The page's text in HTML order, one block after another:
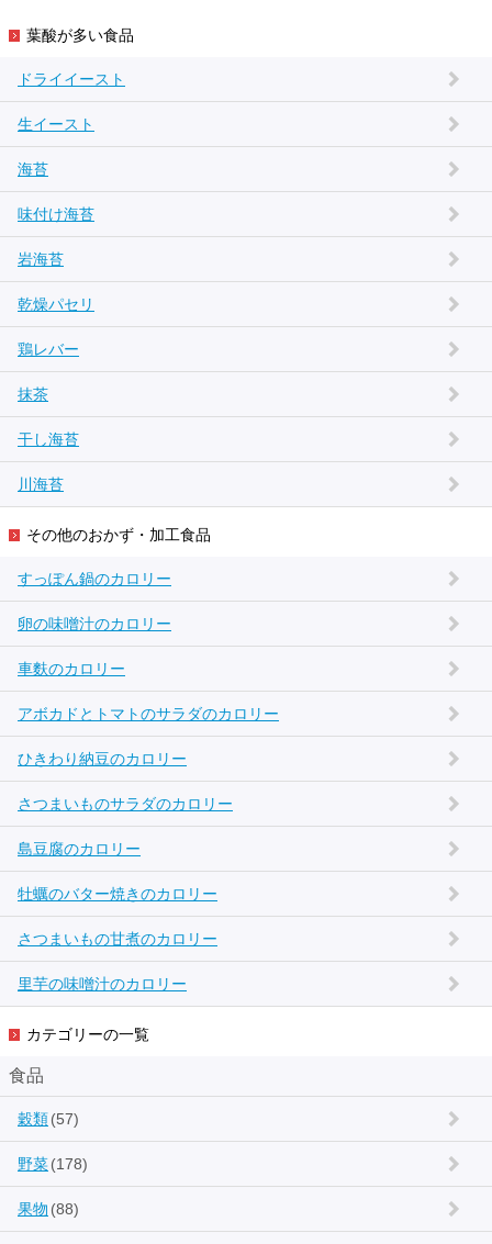
葉酸が多い食品
ドライイースト
生イースト
海苔
味付け海苔
岩海苔
乾燥パセリ
鶏レバー
抹茶
干し海苔
川海苔
その他のおかず・加工食品
すっぽん鍋のカロリー
卵の味噌汁のカロリー
車麩のカロリー
アボカドとトマトのサラダのカロリー
ひきわり納豆のカロリー
さつまいものサラダのカロリー
島豆腐のカロリー
牡蠣のバター焼きのカロリー
さつまいもの甘煮のカロリー
里芋の味噌汁のカロリー
カテゴリーの一覧
食品
穀類(57)
野菜(178)
果物 (88)